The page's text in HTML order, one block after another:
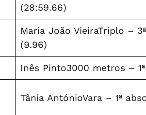
(28:59.66)
Maria João VieiraTriplo –
(9.96)
Inês Pinto3000 metros –
Tânia AntónioVara – 1ª